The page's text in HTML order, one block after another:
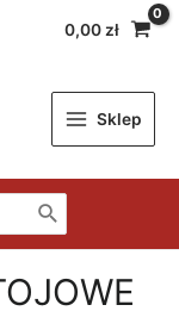
0,00 zł
Sklep